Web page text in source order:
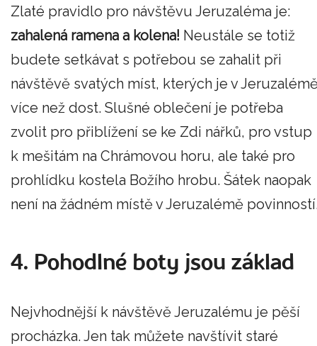
Zlaté pravidlo pro návštěvu Jeruzaléma je:
zahalená ramena a kolena! Neustále se totiž
budete setkávat s potřebou se zahalit při
návštěvě svatých míst, kterých je v
více než dost. Slušné oblečení je potřeba
zvolit pro přiblížení se ke Zdi nářků, pro vstup
k mešitám na Chrámovou horu, ale také pro
prohlídku kostela Božího hrobu. Šátek naopak
není na žádném místě v Jeruzalémě
4. Pohodlné boty jsou základ
Nejvhodnější k návštěvě Jeruzalému je pěší
procházka. Jen tak můžete navštívit staré